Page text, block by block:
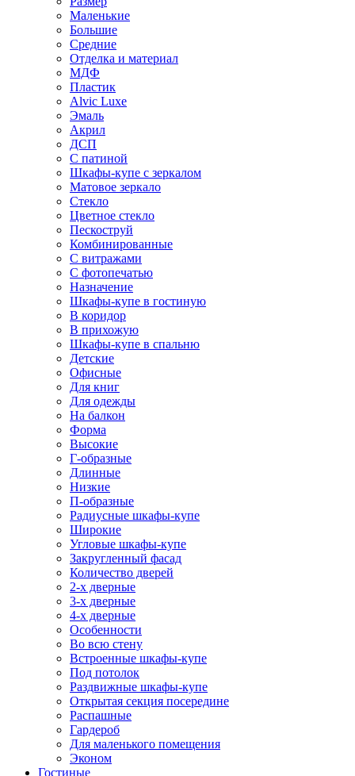
Маленькие
Большие
Средние
Отделка и материал
МДФ
Пластик
Alvic Luxe
Эмаль
Акрил
ДСП
С патиной
Шкафы-купе с зеркалом
Матовое зеркало
Стекло
Цветное стекло
Пескоструй
Комбинированные
С витражами
С фотопечатью
Назначение
Шкафы-купе в гостиную
В коридор
В прихожую
Шкафы-купе в спальню
Детские
Офисные
Для книг
Для одежды
На балкон
Форма
Высокие
Г-образные
Длинные
Низкие
П-образные
Радиусные шкафы-купе
Широкие
Угловые шкафы-купе
Закругленный фасад
Количество дверей
2-х дверные
3-х дверные
4-х дверные
Особенности
Во всю стену
Встроенные шкафы-купе
Под потолок
Раздвижные шкафы-купе
Открытая секция посередине
Распашные
Гардероб
Для маленького помещения
Эконом
Гостиные